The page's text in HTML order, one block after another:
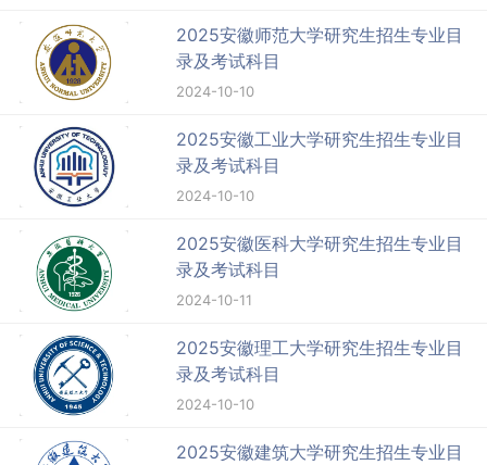
2025安徽师范大学研究生招生专业目
录及考试科目
2024-10-10
2025安徽工业大学研究生招生专业目
录及考试科目
2024-10-10
2025安徽医科大学研究生招生专业目
录及考试科目
2024-10-11
2025安徽理工大学研究生招生专业目
录及考试科目
2024-10-10
2025安徽建筑大学研究生招生专业目